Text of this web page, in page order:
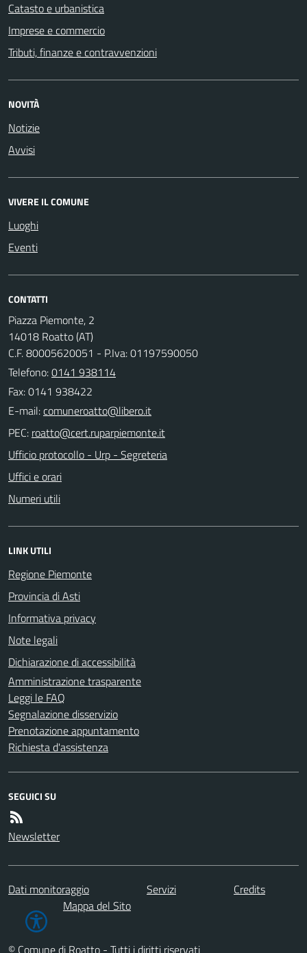
Catasto e urbanistica
Imprese e commercio
Tributi, finanze e contravvenzioni
NOVITÀ
Notizie
Avvisi
VIVERE IL COMUNE
Luoghi
Eventi
CONTATTI
Piazza Piemonte, 2
14018 Roatto (AT)
C.F. 80005620051 - P.Iva: 01197590050
Telefono:0141 938114
Fax: 0141 938422
E-mail:
PEC:
Ufficio protocollo - Urp - Segreteria
Uffici e orari
Numeri utili
LINK UTILI
Regione Piemonte
Provincia di Asti
Informativa privacy
Note legali
Dichiarazione di accessibilità
Amministrazione trasparente
Leggi le FAQ
Segnalazione disservizio
Prenotazione appuntamento
Richiesta d'assistenza
SEGUICI SU
Newsletter
Dati monitoraggio Servizi
Credits
Mappa del Sito
© Comune di Roatto - Tutti i diritti riservati